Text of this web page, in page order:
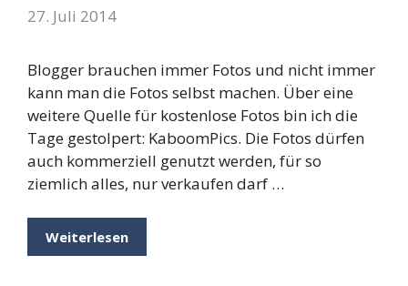
27. Juli 2014
Blogger brauchen immer Fotos und nicht immer
kann man die Fotos selbst machen. Über eine
weitere Quelle für kostenlose Fotos bin ich die
Tage gestolpert: KaboomPics. Die Fotos dürfen
auch kommerziell genutzt werden, für so
ziemlich alles, nur verkaufen darf …
Weiterlesen